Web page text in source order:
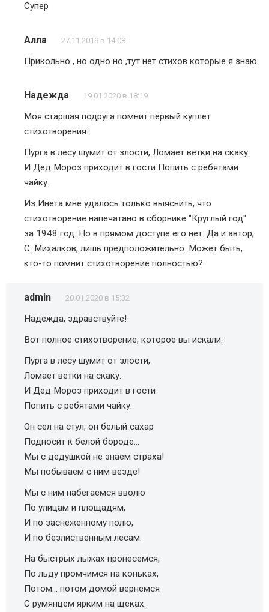
Супер
Алла 27.11.2019 в 14:08
Прикольно , но одно но ,тут нет стихов которые я знаю
Надежда 19.01.2020 в 18:19
Моя старшая подруга помнит первый куплет
стихотворения:
Пурга в лесу шумит от злости, Ломает ветки на скаку.
И Дед Мороз приходит в гости Попить с ребятами
чайку.
Из Инета мне удалось только выяснить, что
стихотворение напечатано в сборнике "Круглый год"
за 1948 год. Но в прямом доступе его нет. Да и автор,
С. Михалков, лишь предположительно. Может быть,
кто-то помнит стихотворение полностью?
admin 20.01.2020 в 15:32
Надежда, здравствуйте!
Вот полное стихотворение, которое вы искали:
Пурга в лесу шумит от злости,
Ломает ветки на скаку.
И Дед Мороз приходит в гости
Попить с ребятами чайку.
Он сел на стул, он белый сахар
Подносит к белой бороде…
Мы с дедушкой не знаем страха!
Мы побываем с ним везде!
Мы с ним набегаемся вволю
По улицам и площадям,
И по заснеженному полю,
И по безлиственным лесам.
На быстрых лыжах пронесемся,
По льду промчимся на коньках,
Потом… потом домой вернемся
С румянцем ярким на щеках.